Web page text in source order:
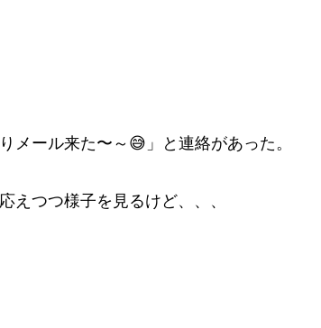
メール来た〜～😅」と連絡があった。
えつつ様子を見るけど、、、